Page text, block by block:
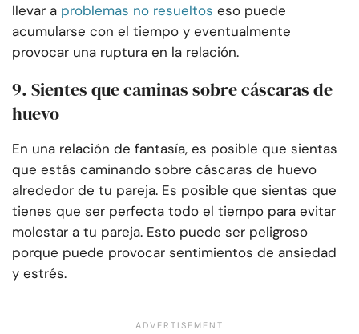
llevar a problemas no resueltos eso puede
acumularse con el tiempo y eventualmente
provocar una ruptura en la relación.
9. Sientes que caminas sobre cáscaras de
huevo
En una relación de fantasía, es posible que sientas
que estás caminando sobre cáscaras de huevo
alrededor de tu pareja. Es posible que sientas que
tienes que ser perfecta todo el tiempo para evitar
molestar a tu pareja. Esto puede ser peligroso
porque puede provocar sentimientos de ansiedad
y estrés.